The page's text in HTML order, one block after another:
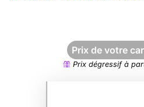
Prix de votre
Prix dégressif à